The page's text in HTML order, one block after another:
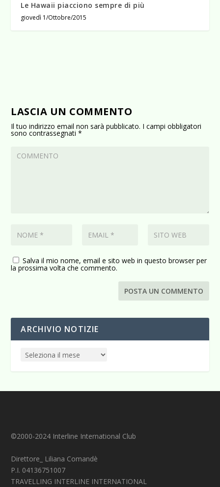
Le Hawaii piacciono sempre di più
giovedì 1/Ottobre/2015
LASCIA UN COMMENTO
Il tuo indirizzo email non sarà pubblicato. I campi obbligatori
sono contrassegnati*
Salva il mio nome, email e sito web in questo browser per
la prossima volta che commento.
ARCHIVIO NOTIZIE
©2000-2024 Interline International Club
Direttore_ Liliana Comandè
P.I. 04136751007
TRAVELLING INTERLINE INTERNATIONAL